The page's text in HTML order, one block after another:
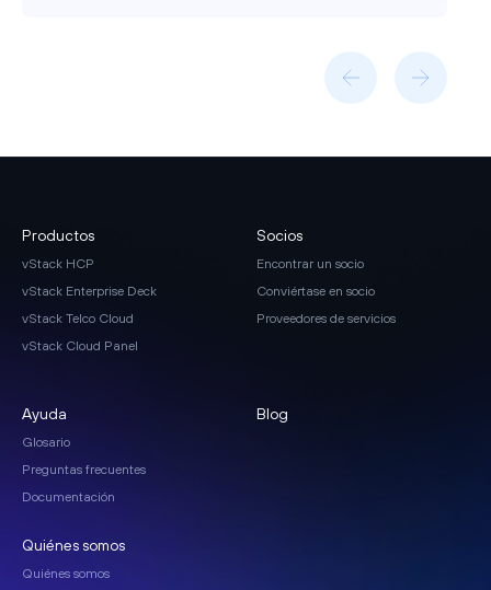
Productos
vStack HCP
vStack Enterprise Deck
vStack Telco Cloud
vStack Cloud Panel
Socios
Encontrar un socio
Conviértase en socio
Proveedores de servicios
Ayuda
Glosario
Preguntas frecuentes
Documentación
Blog
Quiénes somos
Quiénes somos